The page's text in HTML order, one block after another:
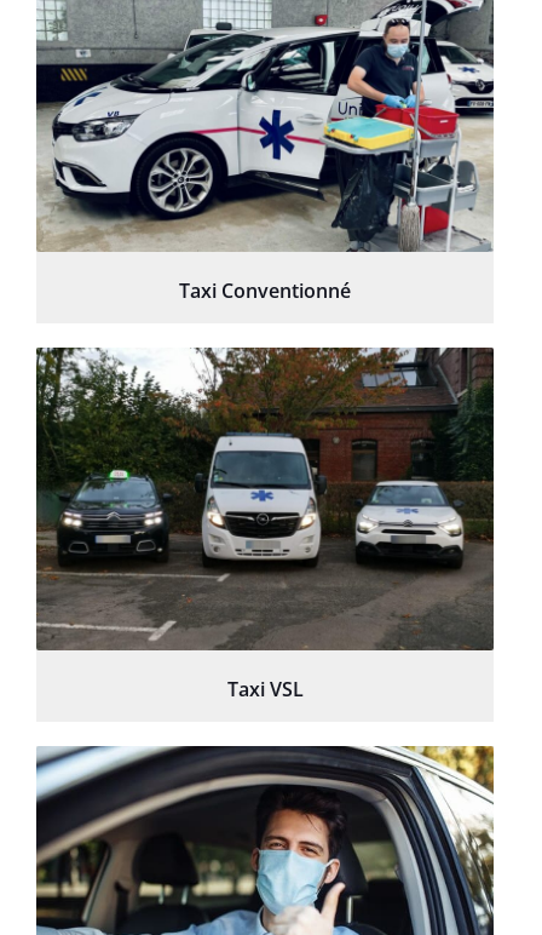
Taxi Conventionné
Taxi VSL